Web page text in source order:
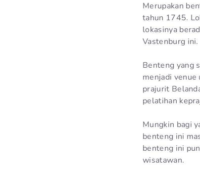
Merupakan
tahun 1745.
lokasinya
Vastenburg ini.
Benteng yang
menjadi
prajurit
pelatihan
Mungkin bagi
benteng ini
benteng ini
wisatawan.